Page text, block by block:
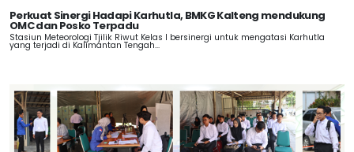
Perkuat Sinergi Hadapi Karhutla, BMKG Kalteng mendukung
OMC dan Posko Terpadu
Stasiun Meteorologi Tjilik Riwut Kelas I bersinergi untuk mengatasi Karhutla
yang terjadi di Kalimantan Tengah...